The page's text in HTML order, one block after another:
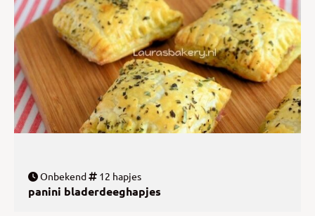
Onbekend 12 hapjes
panini bladerdeeghapjes